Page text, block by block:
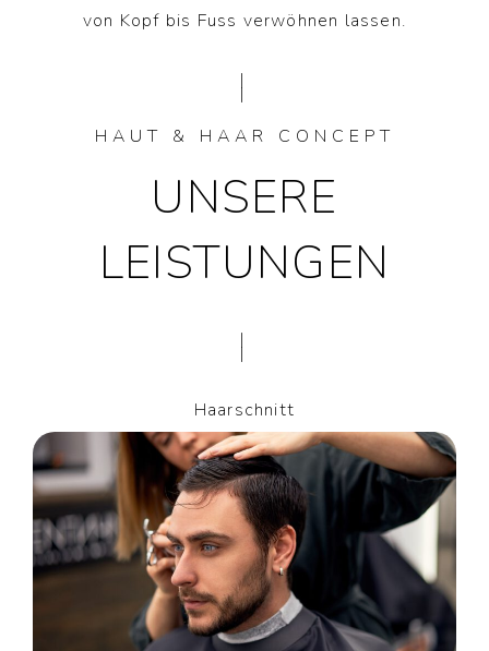
von Kopf bis Fuss verwöhnen lassen.
|
|
HAUT & HAAR CONCEPT
UNSERE
LEISTUNGEN
|
|
Haarschnitt